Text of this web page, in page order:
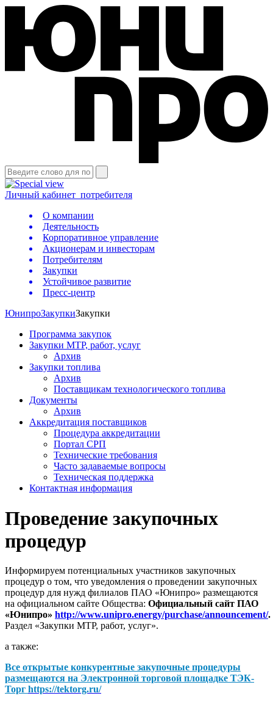
Личный кабинет потребителя
О компании
Деятельность
Корпоративное управление
Акционерам и инвесторам
Потребителям
Закупки
Устойчивое развитие
Пресс-центр
ЮнипроЗакупкиЗакупки
Программа закупок
Закупки МТР, работ, услуг
Архив
Закупки топлива
Архив
Поставщикам технологического топлива
Документы
Архив
Аккредитация поставщиков
Процедура аккредитации
Портал СРП
Технические требования
Часто задаваемые вопросы
Техническая поддержка
Контактная информация
Проведение закупочных
процедур
Информируем потенциальных участников закупочных
процедур о том, что уведомления о проведении закупочных
процедур для нужд филиалов ПАО «Юнипро» размещаются
на официальном сайте Общества: Официальный сайт ПАО
«Юнипро» http://www.unipro.energy/purchase/announcement/.
Раздел «Закупки МТР, работ, услуг».
а также:
Все открытые конкурентные закупочные процедуры
размещаются на Электронной торговой площадке ТЭК-
Торг https://tektorg.ru/